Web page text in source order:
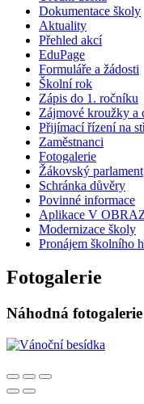
Dokumentace školy
Aktuality
Přehled akcí
EduPage
Formuláře a žádosti
Školní rok
Zápis do 1. ročníku
Zájmové kroužky a
Přijímací řízení na
Zaměstnanci
Fotogalerie
Žákovský parlament
Schránka důvěry
Povinné informace
Aplikace V
Modernizace školy
Pronájem školního
Fotogalerie
Náhodná fotogalerie